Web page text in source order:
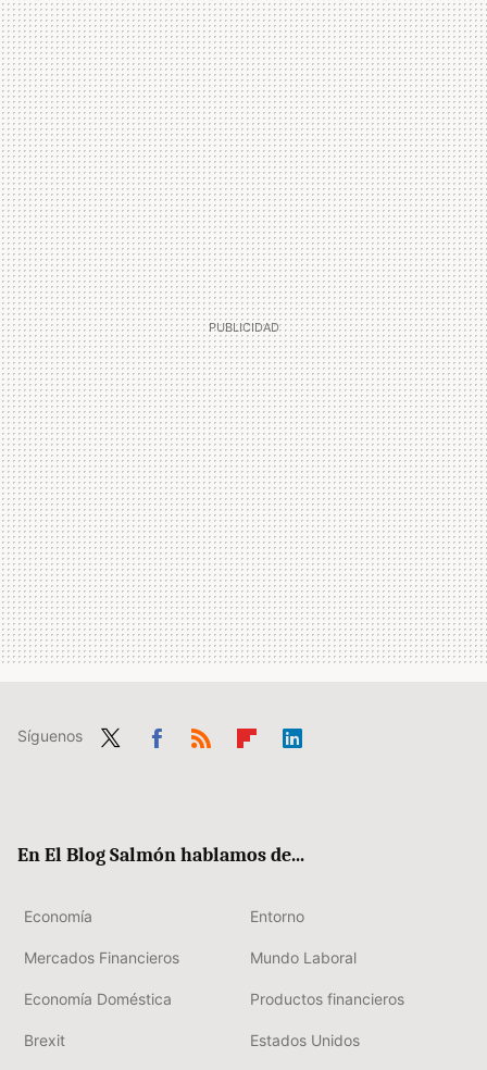
Síguenos
En El Blog Salmón hablamos de...
Economía Entorno
Mercados Financieros Mundo Laboral
Economía Doméstica Productos financieros
Brexit Estados Unidos